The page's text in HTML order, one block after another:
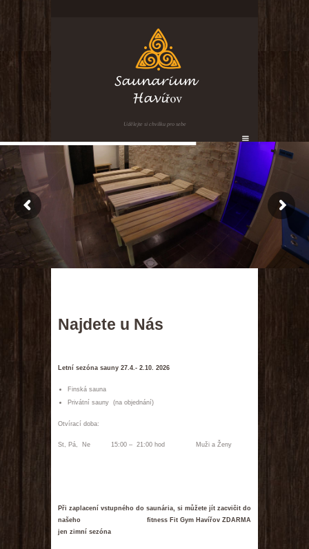
Udělejte si chvilku pro sebe
GET IN TOUCH
Najdete u Nás
Letní sezóna sauny 27.4.- 2.10. 2026
Finská sauna
Privátní sauny (na objednání)
Otvírací doba:
St, Pá, Ne 15:00 – 21:00 hod Muži a Ženy
Při zaplacení vstupného do saunária, si můžete jít zacvičit do
našeho fitness Fit Gym Havířov ZDARMA
jen zimní sezóna